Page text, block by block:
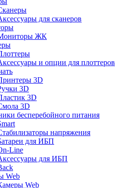
для сканеров
ЖК
и опции для плоттеров
3D
3D
3D
3D
бесперебойного питания
напряжения
для ИБП
Line
для ИБП
Web
Web